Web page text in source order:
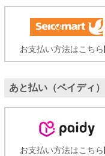
お支払い方法はこちら
あと払い（ペイディ）
お支払い方法はこちら